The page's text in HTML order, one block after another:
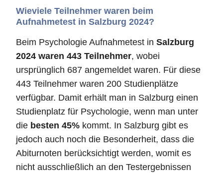
Wieviele Teilnehmer waren beim
Aufnahmetest in Salzburg 2024?
Beim Psychologie Aufnahmetest in Salzburg
2024 waren 443 Teilnehmer, wobei
ursprünglich 687 angemeldet waren. Für diese
443 Teilnehmer waren 200 Studienplätze
verfügbar. Damit erhält man in Salzburg einen
Studienplatz für Psychologie, wenn man unter
die besten 45% kommt. In Salzburg gibt es
jedoch auch noch die Besonderheit, dass die
Abiturnoten berücksichtigt werden, womit es
nicht ausschließlich an den Testergebnissen